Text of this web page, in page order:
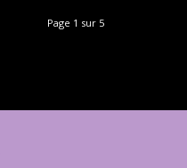
Page 1 sur 5